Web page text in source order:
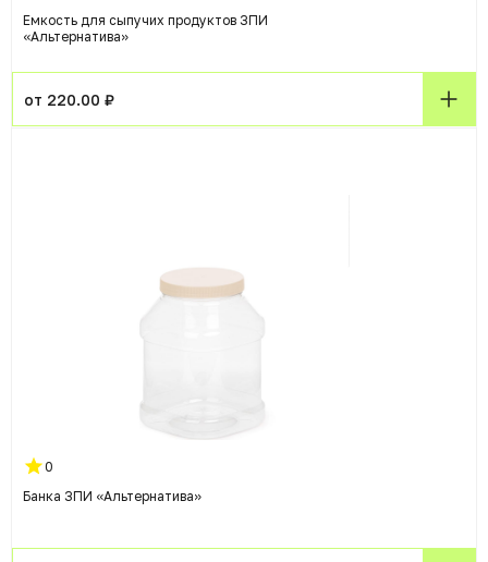
Емкость для сыпучих продуктов ЗПИ
«Альтернатива»
от 220.00 ₽
0
Банка ЗПИ «Альтернатива»